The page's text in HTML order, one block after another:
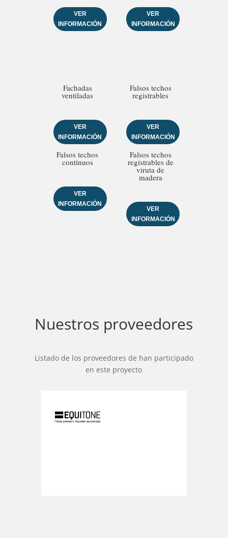
VER
INFORMACIÓN
VER
INFORMACIÓN
Fachadas
ventiladas
VER
INFORMACIÓN
Falsos techos
registrables
VER
INFORMACIÓN
Falsos techos
continuos
VER
INFORMACIÓN
Falsos techos
registrables de
viruta de
madera
VER
INFORMACIÓN
Nuestros proveedores
Listado de los proveedores de han participado
en este proyecto